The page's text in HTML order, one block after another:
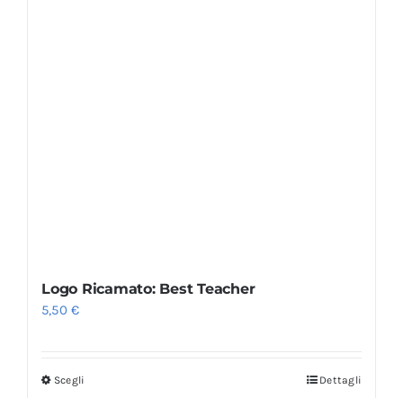
Logo Ricamato: Best Teacher
5,50€
Scegli Dettagli